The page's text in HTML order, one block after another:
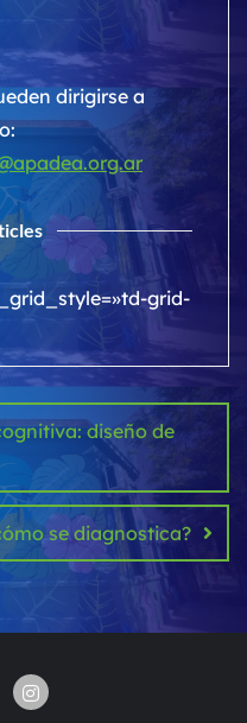
dirigirse a
grid-
diseño de
se diagnostica?